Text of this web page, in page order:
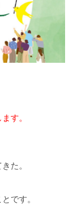
す。
た。
です。